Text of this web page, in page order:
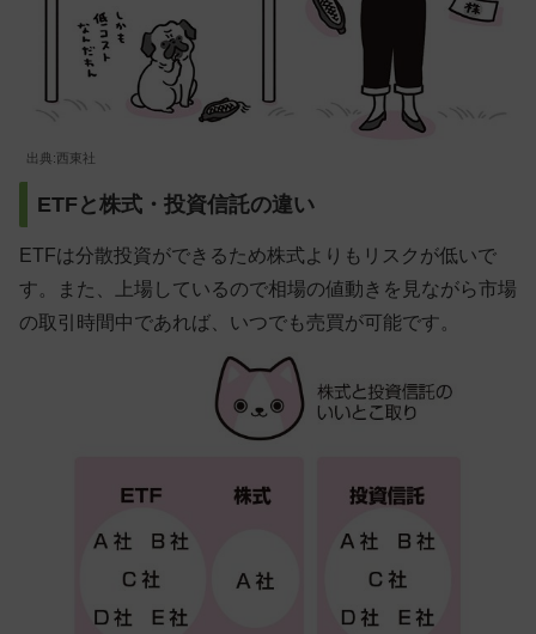
出典:西東社
ETFと株式・投資信託の違い
ETFは分散投資ができるため株式よりもリスクが低いで
す。また、上場しているので相場の値動きを見ながら市場
の取引時間中であれば、いつでも売買が可能です。